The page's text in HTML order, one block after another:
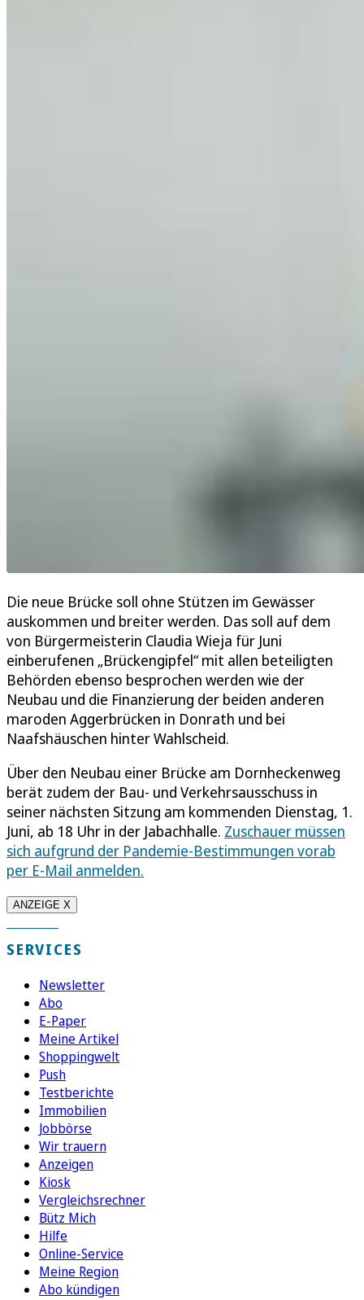
Die neue Brücke soll ohne Stützen im Gewässer
auskommen und breiter werden. Das soll auf dem
von Bürgermeisterin Claudia Wieja für Juni
einberufenen „Brückengipfel“ mit allen beteiligten
Behörden ebenso besprochen werden wie der
Neubau und die Finanzierung der beiden anderen
maroden Aggerbrücken in Donrath und bei
Naafshäuschen hinter Wahlscheid.
Über den Neubau einer Brücke am Dornheckenweg
berät zudem der Bau- und Verkehrsausschuss in
seiner nächsten Sitzung am kommenden Dienstag, 1.
Juni, ab 18 Uhr in der Jabachhalle. Zuschauer müssen
sich aufgrund der Pandemie-Bestimmungen vorab
per E-Mail anmelden.
ANZEIGE X
SERVICES
Newsletter
Abo
E-Paper
Meine Artikel
Shoppingwelt
Push
Testberichte
Immobilien
Jobbörse
Wir trauern
Anzeigen
Kiosk
Vergleichsrechner
Bütz Mich
Hilfe
Online-Service
Meine Region
Abo kündigen